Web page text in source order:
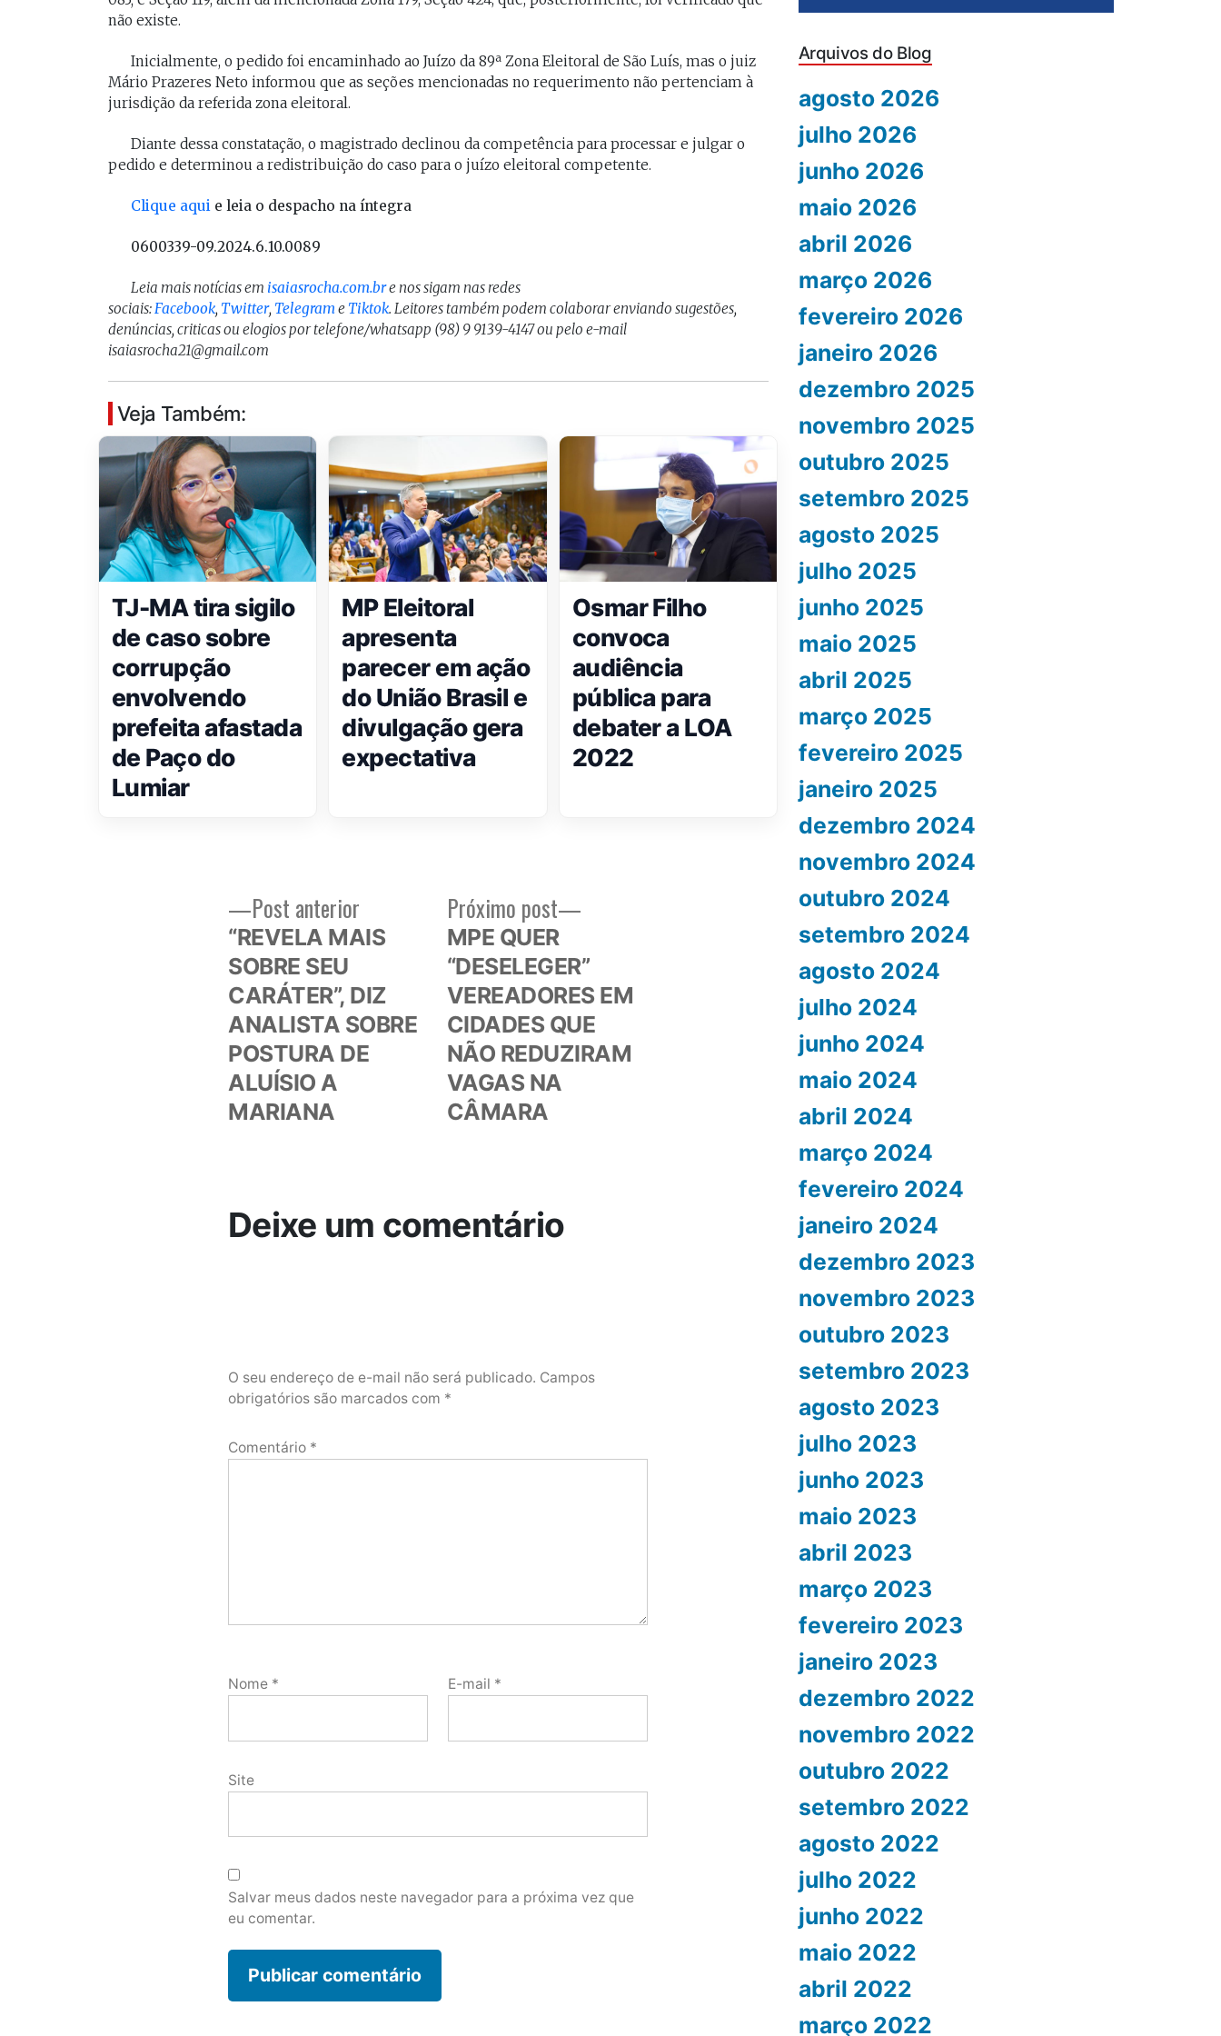
não existe.
Inicialmente, o pedido foi encaminhado ao Juízo da 89ª Zona Eleitoral de São Luís, mas o juiz
Mário Prazeres Neto informou que as seções mencionadas no requerimento não pertenciam à
jurisdição da referida zona eleitoral.
Diante dessa constatação, o magistrado declinou da competência para processar e julgar o
pedido e determinou a redistribuição do caso para o juízo eleitoral competente.
Clique aquie leia o despacho na íntegra
0600339-09.2024.6.10.0089
Leia mais notícias em isaiasrocha.com.bre nos sigam nas redes
sociais:Facebook, Twitter, Telegrame Tiktok. Leitores também podem colaborar enviando sugestões,
denúncias, criticas ou elogios por telefone/whatsapp (98) 9 9139-4147 ou pelo e-mail
isaiasrocha21@gmail.com
Veja Também:
TJ-MA tira sigilo
de caso sobre
corrupção
envolvendo
prefeita afastada
de Paço do
Lumiar
MP Eleitoral
apresenta
parecer em ação
do União Brasil e
divulgação gera
expectativa
Osmar Filho
convoca
audiência
pública para
debater a LOA
2022
Navegação
Post anterior
anterior:
“REVELA MAIS
SOBRE SEU
CARÁTER”, DIZ
ANALISTA SOBRE
POSTURA DE
ALUÍSIO A
MARIANA
Próximo post
Próximo
MPE QUER
“DESELEGER”
VEREADORES EM
CIDADES QUE
NÃO REDUZIRAM
VAGAS NA
CÂMARA
Deixe um comentário
O seu endereço de e-mail não será publicado. Campos
obrigatórios são marcados com *
Comentário *
Nome * E-mail *
Site
Salvar meus dados neste navegador para a próxima vez que
eu comentar.
Arquivos do Blog
agosto 2026
julho 2026
junho 2026
maio 2026
abril 2026
março 2026
fevereiro 2026
janeiro 2026
dezembro 2025
novembro 2025
outubro 2025
setembro 2025
agosto 2025
julho 2025
junho 2025
maio 2025
abril 2025
março 2025
fevereiro 2025
janeiro 2025
dezembro 2024
novembro 2024
outubro 2024
setembro 2024
agosto 2024
julho 2024
junho 2024
maio 2024
abril 2024
março 2024
fevereiro 2024
janeiro 2024
dezembro 2023
novembro 2023
outubro 2023
setembro 2023
agosto 2023
julho 2023
junho 2023
maio 2023
abril 2023
março 2023
fevereiro 2023
janeiro 2023
dezembro 2022
novembro 2022
outubro 2022
setembro 2022
agosto 2022
julho 2022
junho 2022
maio 2022
abril 2022
março 2022